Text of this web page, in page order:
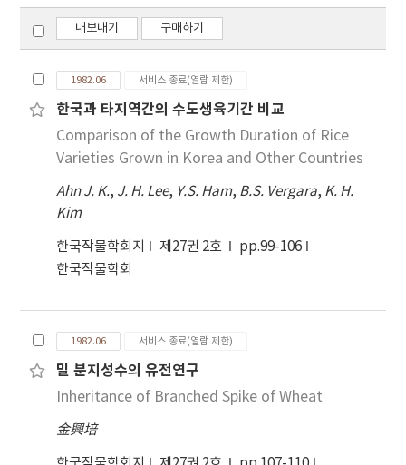
내보내기 구매하기
1982.06 서비스 종료(열람 제한)
한국과 타지역간의 수도생육기간 비교
Comparison of the Growth Duration of Rice
Varieties Grown in Korea and Other Countries
Ahn J. K., J. H. Lee, Y.S. Ham, B.S. Vergara, K. H.
Kim
한국작물학회지 제27권 2호
pp.99-106
한국작물학회
1982.06 서비스 종료(열람 제한)
밀 분지성수의 유전연구
Inheritance of Branched Spike of Wheat
金興培